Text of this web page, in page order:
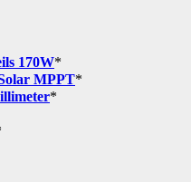
170W*
MPPT*
*